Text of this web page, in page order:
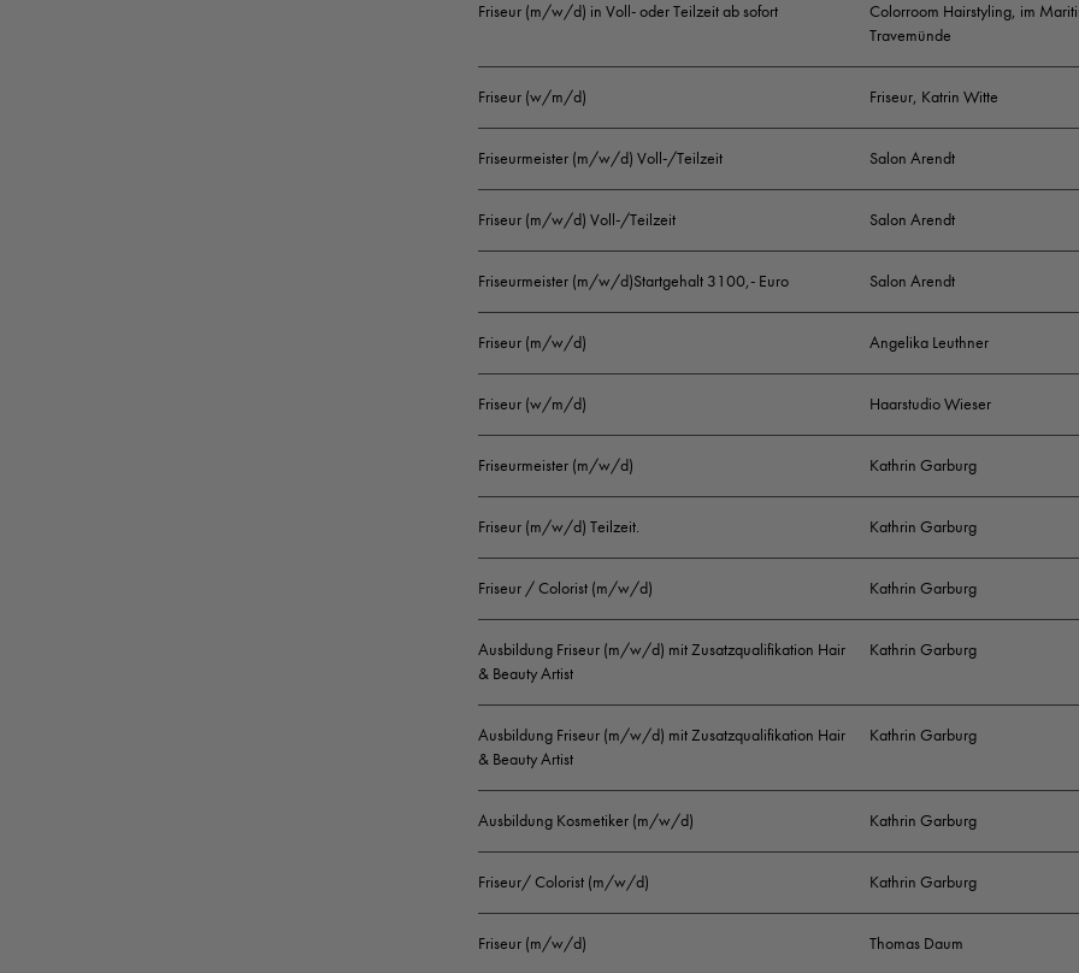
Friseur (m/w/d) in Voll- oder Teilzeit ab sofort
Colorroom Hairstyling, im
Travemünde
Friseur (w/m/d) Friseur, Katrin Witte
Friseurmeister (m/w/d) Voll-/Teilzeit Salon Arendt
Friseur (m/w/d) Voll-/Teilzeit Salon Arendt
Friseurmeister (m/w/d)Startgehalt 3100,- Euro Salon Arendt
Friseur (m/w/d) Angelika Leuthner
Friseur (w/m/d) Haarstudio Wieser
Friseurmeister (m/w/d) Kathrin Garburg
Friseur (m/w/d) Teilzeit. Kathrin Garburg
Friseur / Colorist (m/w/d) Kathrin Garburg
Ausbildung Friseur (m/w/d) mit Zusatzqualifikation Hair
& Beauty Artist
Kathrin Garburg
Ausbildung Friseur (m/w/d) mit Zusatzqualifikation Hair
& Beauty Artist
Kathrin Garburg
Ausbildung Kosmetiker (m/w/d) Kathrin Garburg
Friseur/ Colorist (m/w/d) Kathrin Garburg
Friseur (m/w/d) Thomas Daum